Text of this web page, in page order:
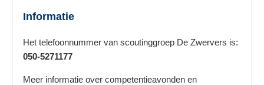
Informatie
Het telefoonnummer van scoutinggroep De Zwervers is:
050-5271177
Meer informatie over competentieavonden en